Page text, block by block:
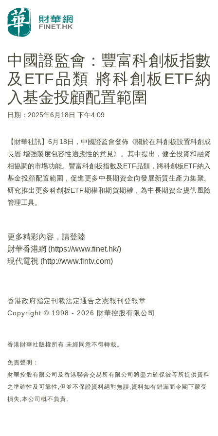
中國證監會：豐富科創板指數
及ETF品類 將科創板ETF納
入基金投顧配置範圍
日期：2025年6月18日 下午4:09
【財華社訊】6月18日，中國證監會發佈《關於在科創板設置科創成
長層 增強製度包容性適應性的意見》。其中提出，健全投資和融資
相協調的市場功能。豐富科創板指數及ETF品類，將科創板ETF納入
基金投顧配置範圍，促進更多中長期資金向發展新質生產力集聚。
研究推出更多科創板ETF期權和期貨期權，為中長期資金提供風險
管理工具。
更多精彩內容，請登陸
財華香港網 (https://www.finet.hk/)
現代電視 (http://www.fintv.com)
香港政府指定刊載法定通告之憲報刊登報章
Copyright © 1998 - 2026 財華控股有限公司
香港財華社版權所有,未經同意不得轉載。
免責聲明：
財華控股有限公司及香港聯合交易所有限公司將盡力確保彼等所提供資料
之準確性及可靠性,但並不保證資料絕對無誤,資料如有錯漏而令閣下蒙受
損失,本公司概不負責。